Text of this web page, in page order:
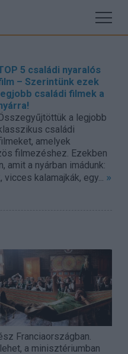
5 családi nyaralós
– Szerintünk ezek
családi filmek a
a legjobb
családi
amelyek
filmezéshez. Ezekben
amit a nyárban imádunk:
vicces kalamajkák, egy... »
Franciaországban.
a minisztériumban